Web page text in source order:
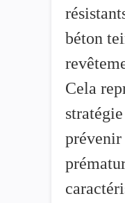
béton
Cela